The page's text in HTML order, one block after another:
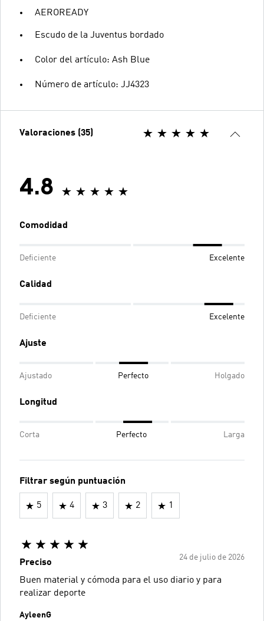
AEROREADY
Escudo de la Juventus bordado
Color del artículo: Ash Blue
Número de artículo: JJ4323
Valoraciones (35)
4.8
Comodidad
Deficiente Excelente
Calidad
Deficiente Excelente
Ajuste
Ajustado Perfecto Holgado
Longitud
Corta Perfecto Larga
Filtrar según puntuación
5 4 3 2 1
24 de julio de 2026
Preciso
Buen material y cómoda para el uso diario y para
realizar deporte
AyleenG